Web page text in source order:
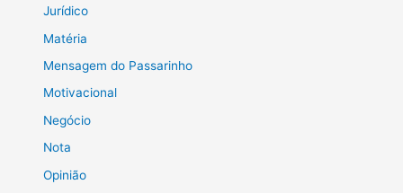
Jurídico
Matéria
Mensagem do Passarinho
Motivacional
Negócio
Nota
Opinião